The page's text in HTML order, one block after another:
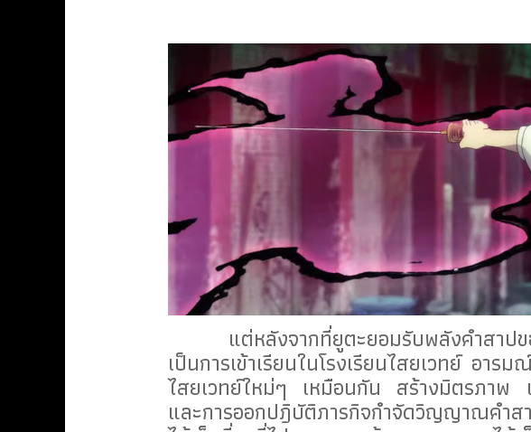
แต่หลังจากที่ยูตะยอมรับพลังคำสาปขอ
เป็นการเข้าเรียนในโรงเรียนไสยเวทย์ อาร
ไสยเวทย์ใหม่ๆ เหมือนกัน สร้างมิตรภาพ เ
และการออกปฎิบัติภารกิจกำจัดวิญญาณคำ